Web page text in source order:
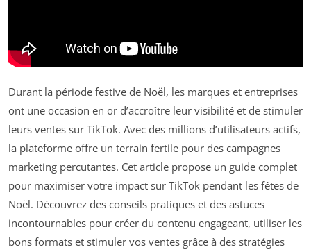
Durant la période festive de Noël, les marques et entreprises
ont une occasion en or d’accroître leur visibilité et de stimuler
leurs ventes sur TikTok. Avec des millions d’utilisateurs actifs,
la plateforme offre un terrain fertile pour des campagnes
marketing percutantes. Cet article propose un guide complet
pour maximiser votre impact sur TikTok pendant les fêtes de
Noël. Découvrez des conseils pratiques et des astuces
incontournables pour créer du contenu engageant, utiliser les
bons formats et stimuler vos ventes grâce à des stratégies